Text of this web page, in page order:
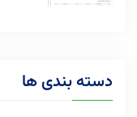
دسته بندی ها